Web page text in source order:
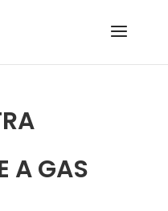
A GAS